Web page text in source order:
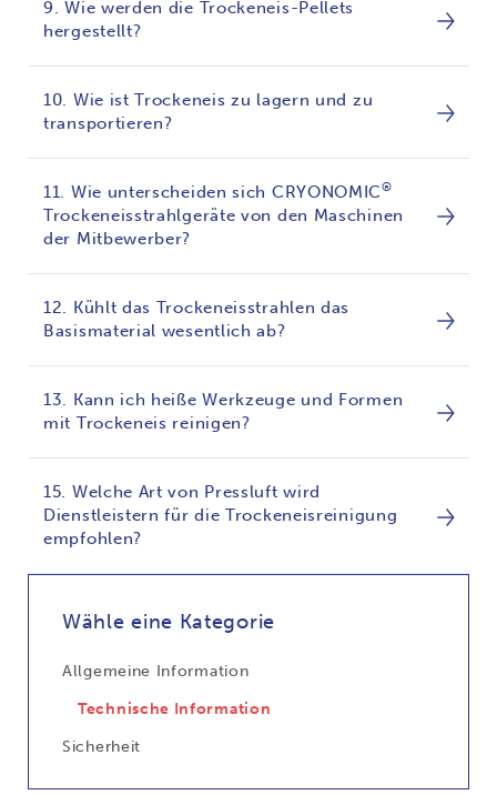
9. Wie werden die Trockeneis-Pellets
hergestellt?
10. Wie ist Trockeneis zu lagern und zu
transportieren?
11. Wie unterscheiden sich CRYONOMIC®
Trockeneisstrahlgeräte von den Maschinen
der Mitbewerber?
12. Kühlt das Trockeneisstrahlen das
Basismaterial wesentlich ab?
13. Kann ich heiße Werkzeuge und Formen
mit Trockeneis reinigen?
15. Welche Art von Pressluft wird
Dienstleistern für die Trockeneisreinigung
empfohlen?
Wähle eine Kategorie
Allgemeine Information
Technische Information
Sicherheit